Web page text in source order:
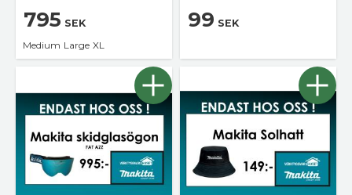
795 SEK
Medium Large XL
99 SEK